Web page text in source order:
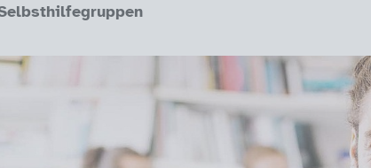
(aktiv)